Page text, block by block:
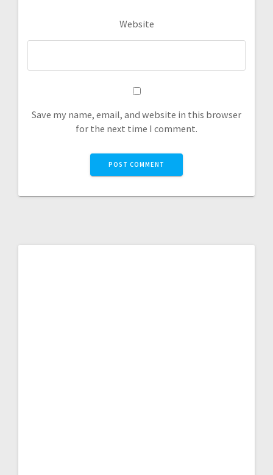
Website
Save my name, email, and website in this browser
for the next time I comment.